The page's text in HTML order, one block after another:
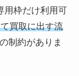
用枠だけ利用可
買取に出す流
制約がありま